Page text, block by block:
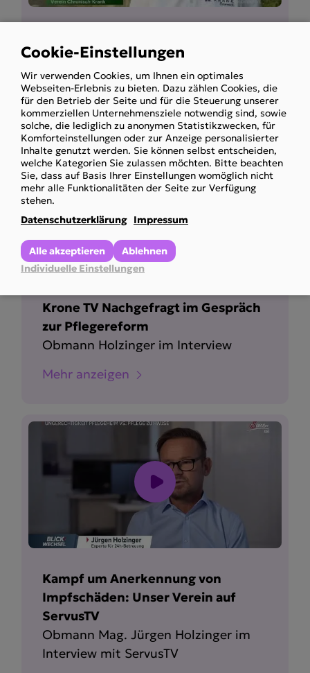
ORF konkret-Beitrag
Obmann Holzinger im Interview
Mehr anzeigen
Krone TV Nachgefragt im Gespräch
zur Pflegereform
Obmann Holzinger im Interview
Mehr anzeigen
Kampf um Anerkennung von
Impfschäden: Unser Verein auf
ServusTV
Obmann Mag. Jürgen Holzinger im
Interview mit ServusTV
Use
of
personal
data
and
cookies
Cookie-Einstellungen
Wir verwenden Cookies, um Ihnen ein optimales
Webseiten-Erlebnis zu bieten. Dazu zählen Cookies, die
für den Betrieb der Seite und für die Steuerung unserer
kommerziellen Unternehmensziele notwendig sind, sowie
solche, die lediglich zu anonymen Statistikzwecken, für
Komforteinstellungen oder zur Anzeige personalisierter
Inhalte genutzt werden. Sie können selbst entscheiden,
welche Kategorien Sie zulassen möchten. Bitte beachten
Sie, dass auf Basis Ihrer Einstellungen womöglich nicht
mehr alle Funktionalitäten der Seite zur Verfügung
stehen.
Datenschutzerklärung Impressum
Individuelle Einstellungen
Ablehnen
Alle akzeptieren